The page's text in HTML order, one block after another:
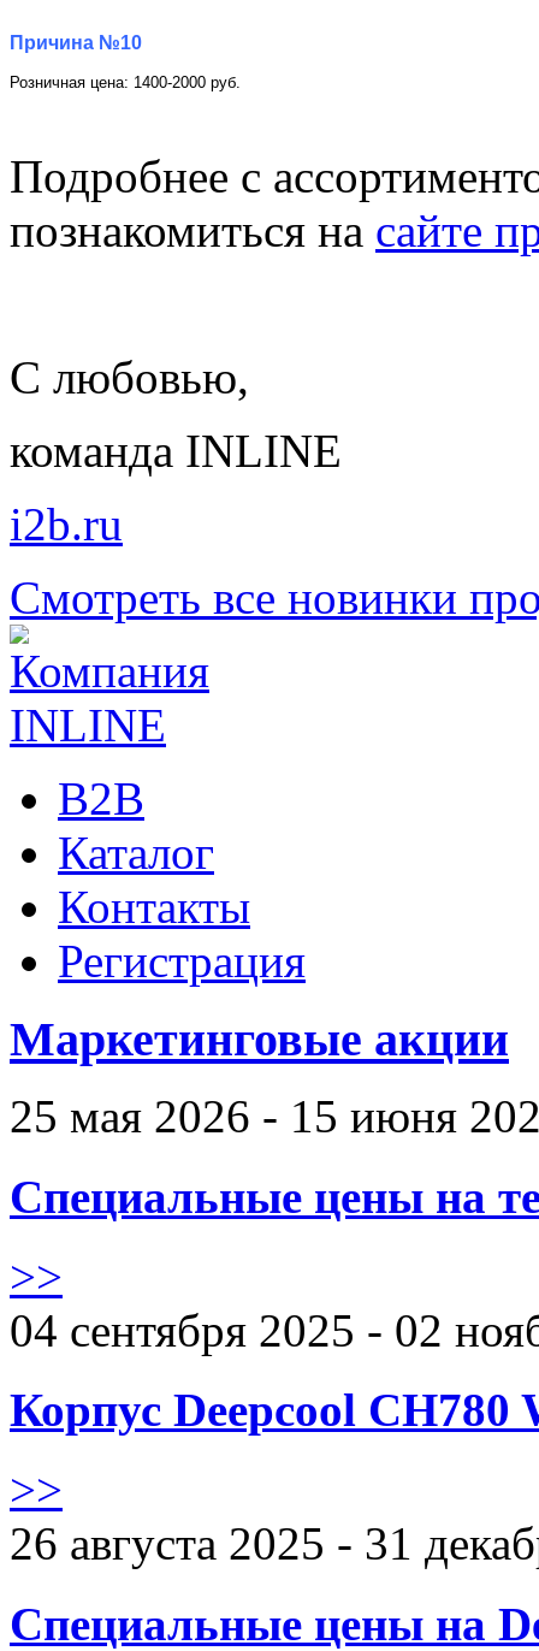
Причина №10
Розничная цена: 1400-2000 руб.
Подробнее с
познакомиться на сайте
С любовью,
команда INLINE
i2b.ru
Смотреть все новинки
B2B
Каталог
Контакты
Регистрация
Маркетинговые акции
25 мая 2026 - 15 июня
Специальные цены на
>>
04 сентября 2025 - 02
Корпус Deepcool CH780
>>
26 августа 2025 - 31
Специальные цены на